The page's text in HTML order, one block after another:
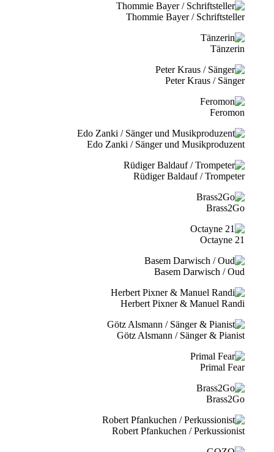
Thommie Bayer / Schriftsteller
Tänzerin
Peter Kraus / Sänger
Feromon
Edo Zanki / Sänger und Musikproduzent
Rüdiger Baldauf / Trompeter
Brass2Go
21 Octayne
Basem Darwisch / Oud
Herbert Pixner & Manuel Randi
Götz Alsmann / Sänger & Pianist
Primal Fear
Brass2Go
Robert Pfankuchen / Perkussionist